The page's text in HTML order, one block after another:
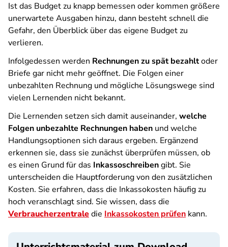
Ist das Budget zu knapp bemessen oder kommen größere
unerwartete Ausgaben hinzu, dann besteht schnell die
Gefahr, den Überblick über das eigene Budget zu
verlieren.
Infolgedessen werden Rechnungen zu spät bezahltoder
Briefe gar nicht mehr geöffnet. Die Folgen einer
unbezahlten Rechnung und mögliche Lösungswege sind
vielen Lernenden nicht bekannt.
Die Lernenden setzen sich damit auseinander, welche
Folgen unbezahlte Rechnungen haben und welche
Handlungsoptionen sich daraus ergeben. Ergänzend
erkennen sie, dass sie zunächst überprüfen müssen, ob
es einen Grund für das Inkassoschreibengibt. Sie
unterscheiden die Hauptforderung von den zusätzlichen
Kosten. Sie erfahren, dass die Inkassokosten häufig zu
hoch veranschlagt sind. Sie wissen, dass die
Verbraucherzentraledie Inkassokosten prüfen kann.